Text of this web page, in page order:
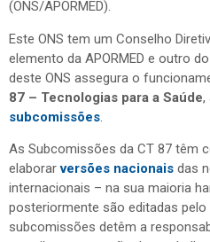
(ONS/APORMED).
Este ONS tem um Conselho
elemento da APORMED e outro
deste ONS assegura o
87 – Tecnologias para a Saúde,
subcomissões.
As Subcomissões da CT 87 têm
elaborarversões nacionais das
internacionais – na sua maioria
posteriormente são editadas pelo
subcomissões detêm a